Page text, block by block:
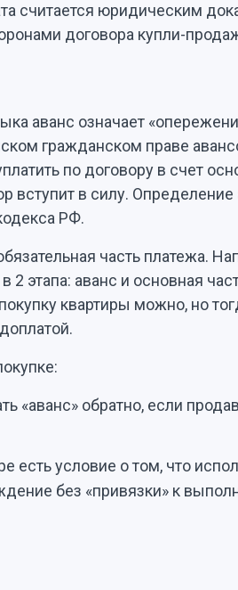
считается юридическим
договора купли-
аванс означает
гражданском праве
по договору в счет
вступит в силу.
РФ.
часть платежа.
2 этапа: аванс и основная
квартиры можно, но
«аванс» обратно, если
есть условие о том, что
без «привязки» к